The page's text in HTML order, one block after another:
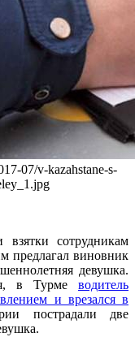
07/v-kazahstane-s-
сотрудникам
предлагал виновник
девушка.
в Турме водитель
и врезался в
пострадали две